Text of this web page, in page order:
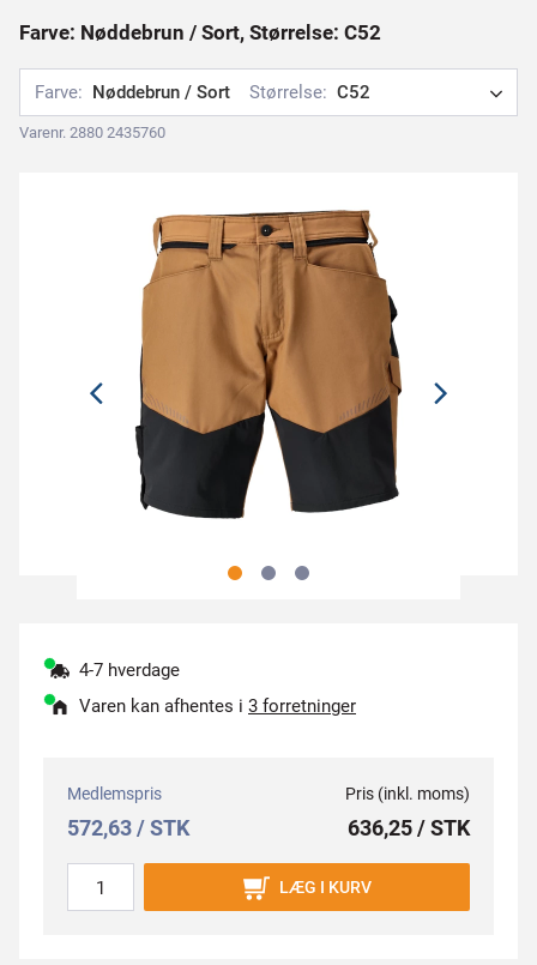
Farve: Nøddebrun / Sort, Størrelse: C52
Farve: Nøddebrun / Sort Størrelse: C52
Varenr. 2880 2435760
4-7 hverdage
Varen kan afhentes i 3 forretninger
Medlemspris
572,63 / STK
Pris (inkl. moms)
636,25 / STK
LÆG I KURV